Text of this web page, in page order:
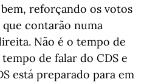
reforçando os votos
que contarão numa
Não é o tempo de
de falar do CDS e
está preparado para em